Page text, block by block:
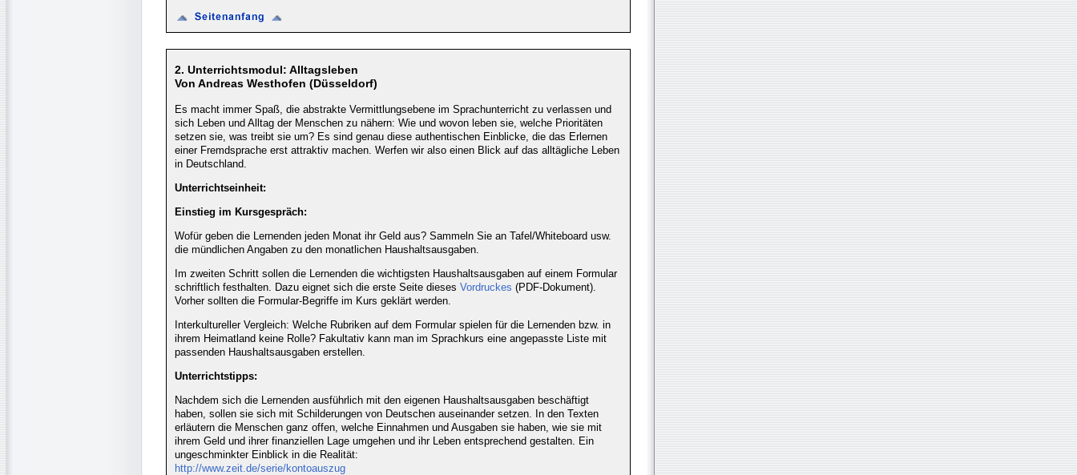
2. Unterrichtsmodul: Alltagsleben
Von Andreas Westhofen (Düsseldorf)
Es macht immer Spaß, die abstrakte Vermittlungsebene im Sprachunterricht zu verlassen und
sich Leben und Alltag der Menschen zu nähern: Wie und wovon leben sie, welche Prioritäten
setzen sie, was treibt sie um? Es sind genau diese authentischen Einblicke, die das Erlernen
einer Fremdsprache erst attraktiv machen. Werfen wir also einen Blick auf das alltägliche Leben
in Deutschland.
Unterrichtseinheit:
Einstieg im Kursgespräch:
Wofür geben die Lernenden jeden Monat ihr Geld aus? Sammeln Sie an Tafel/Whiteboard usw.
die mündlichen Angaben zu den monatlichen Haushaltsausgaben.
Im zweiten Schritt sollen die Lernenden die wichtigsten Haushaltsausgaben auf einem Formular
schriftlich festhalten. Dazu eignet sich die erste Seite dieses Vordruckes (PDF-Dokument).
Vorher sollten die Formular-Begriffe im Kurs geklärt werden.
Interkultureller Vergleich: Welche Rubriken auf dem Formular spielen für die Lernenden bzw. in
ihrem Heimatland keine Rolle? Fakultativ kann man im Sprachkurs eine angepasste Liste mit
passenden Haushaltsausgaben erstellen.
Unterrichtstipps:
Nachdem sich die Lernenden ausführlich mit den eigenen Haushaltsausgaben beschäftigt
haben, sollen sie sich mit Schilderungen von Deutschen auseinander setzen. In den Texten
erläutern die Menschen ganz offen, welche Einnahmen und Ausgaben sie haben, wie sie mit
ihrem Geld und ihrer finanziellen Lage umgehen und ihr Leben entsprechend gestalten. Ein
ungeschminkter Einblick in die Realität:
http://www.zeit.de/serie/kontoauszug